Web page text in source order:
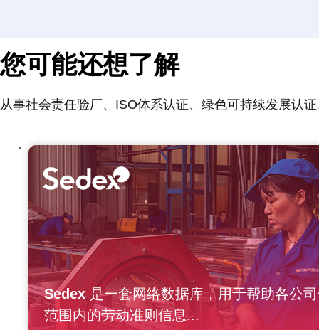
您可能还想了解
从事社会责任验厂、ISO体系认证、绿色可持续发展认
Sedex是一套网络数据库，用于帮助各公
范围内的劳动准则信息...